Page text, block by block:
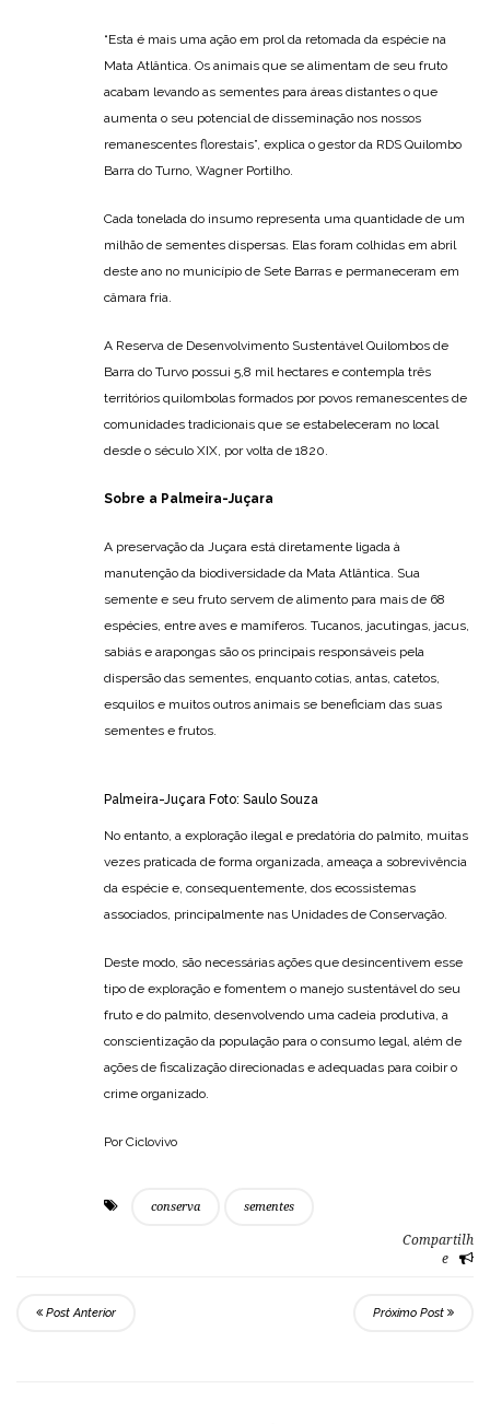
“Esta é mais uma ação em prol da retomada da espécie na
Mata Atlântica. Os animais que se alimentam de seu fruto
acabam levando as sementes para áreas distantes o que
aumenta o seu potencial de disseminação nos nossos
remanescentes florestais”, explica o gestor da RDS Quilombo
Barra do Turno, Wagner Portilho.
Cada tonelada do insumo representa uma quantidade de um
milhão de sementes dispersas. Elas foram colhidas em abril
deste ano no município de Sete Barras e permaneceram em
câmara fria.
A Reserva de Desenvolvimento Sustentável Quilombos de
Barra do Turvo possui 5,8 mil hectares e contempla três
territórios quilombolas formados por povos remanescentes de
comunidades tradicionais que se estabeleceram no local
desde o século XIX, por volta de 1820.
Sobre a Palmeira-Juçara
A preservação da Juçara está diretamente ligada à
manutenção da biodiversidade da Mata Atlântica. Sua
semente e seu fruto servem de alimento para mais de 68
espécies, entre aves e mamíferos. Tucanos, jacutingas, jacus,
sabiás e arapongas são os principais responsáveis pela
dispersão das sementes, enquanto cotias, antas, catetos,
esquilos e muitos outros animais se beneficiam das suas
sementes e frutos.
Palmeira-Juçara Foto: Saulo Souza
No entanto, a exploração ilegal e predatória do palmito, muitas
vezes praticada de forma organizada, ameaça a sobrevivência
da espécie e, consequentemente, dos ecossistemas
associados, principalmente nas Unidades de Conservação.
Deste modo, são necessárias ações que desincentivem esse
tipo de exploração e fomentem o manejo sustentável do seu
fruto e do palmito, desenvolvendo uma cadeia produtiva, a
conscientização da população para o consumo legal, além de
ações de fiscalização direcionadas e adequadas para coibir o
crime organizado.
Por Ciclovivo
conserva sementes
Compartilh
e
Post Anterior Próximo Post